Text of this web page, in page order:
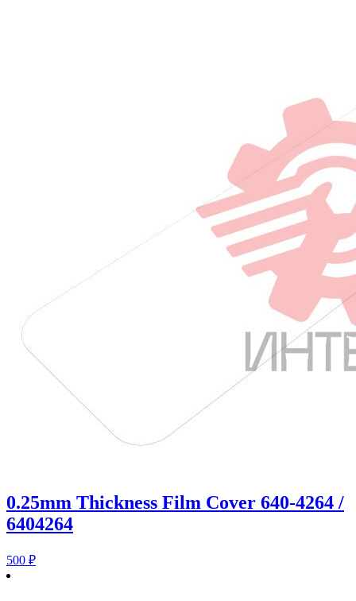
0.25mm Thickness Film Cover 640-4264 /
6404264
500 ₽